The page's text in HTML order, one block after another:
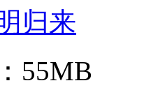
归来
55MB